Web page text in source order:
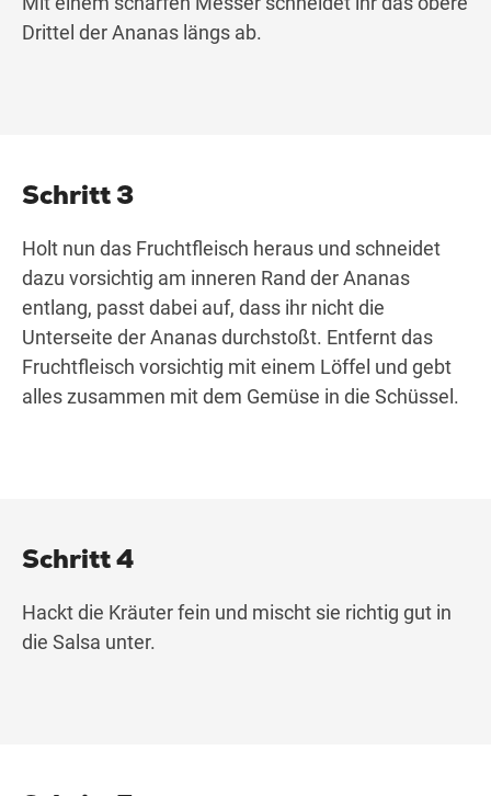
Drittel der Ananas längs ab.
Schritt 3
Holt nun das Fruchtfleisch heraus und schneidet
dazu vorsichtig am inneren Rand der Ananas
entlang, passt dabei auf, dass ihr nicht die
Unterseite der Ananas durchstoßt. Entfernt das
Fruchtfleisch vorsichtig mit einem Löffel und gebt
alles zusammen mit dem Gemüse in die Schüssel.
Schritt 4
Hackt die Kräuter fein und mischt sie richtig gut in
die Salsa unter.